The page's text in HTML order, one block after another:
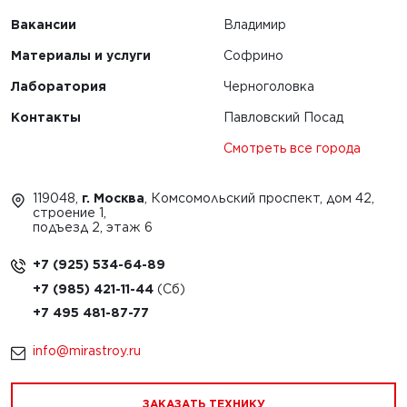
Вакансии
Материалы и услуги
Лаборатория
Контакты
Владимир
Софрино
Черноголовка
Павловский Посад
Смотреть все города
119048, г. Москва , Комсомольский проспект, дом 42,
строение 1,
подъезд 2, этаж 6
+7 (925) 534-64-89
+7 (985) 421-11-44
+7 495 481-87-77
info@mirastroy.ru
ЗАКАЗАТЬ ТЕХНИКУ